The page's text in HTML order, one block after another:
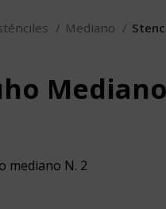
Mediano
Mediano
mediano N. 2